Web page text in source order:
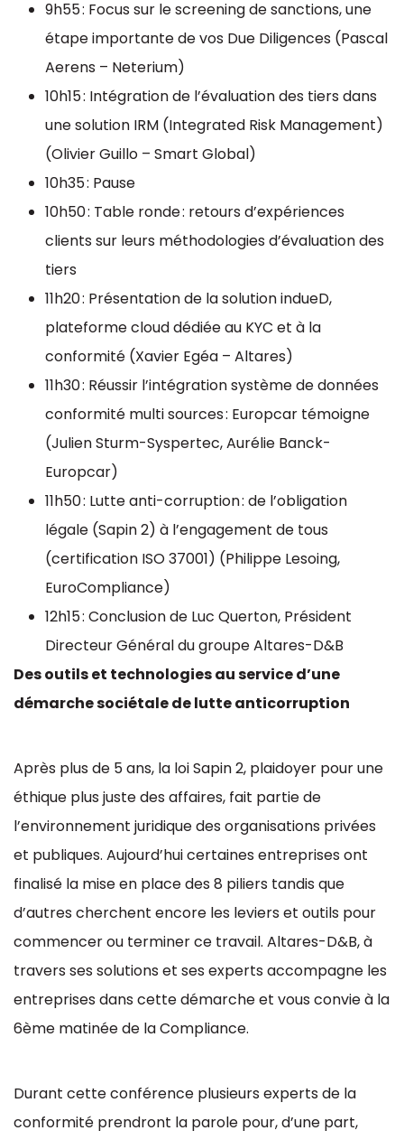
9h55 : Focus sur le screening de sanctions, une
étape importante de vos Due Diligences (Pascal
Aerens – Neterium)
10h15 : Intégration de l’évaluation des tiers dans
une solution IRM (Integrated Risk Management)
(Olivier Guillo – Smart Global)
10h35 : Pause
10h50 : Table ronde : retours d’expériences
clients sur leurs méthodologies d’évaluation des
tiers
11h20 : Présentation de la solution indueD,
plateforme cloud dédiée au KYC et à la
conformité (Xavier Egéa – Altares)
11h30 : Réussir l’intégration système de données
conformité multi sources : Europcar témoigne
(Julien Sturm-Syspertec, Aurélie Banck-
Europcar)
11h50 : Lutte anti-corruption : de l’obligation
légale (Sapin 2) à l’engagement de tous
(certification ISO 37001) (Philippe Lesoing,
EuroCompliance)
12h15 : Conclusion de Luc Querton, Président
Directeur Général du groupe Altares-D&B
Des outils et technologies au service d’une
démarche sociétale de lutte anticorruption
Après plus de 5 ans, la loi Sapin 2, plaidoyer pour une
éthique plus juste des affaires, fait partie de
l’environnement juridique des organisations privées
et publiques. Aujourd’hui certaines entreprises ont
finalisé la mise en place des 8 piliers tandis que
d’autres cherchent encore les leviers et outils pour
commencer ou terminer ce travail. Altares-D&B, à
travers ses solutions et ses experts accompagne les
entreprises dans cette démarche et vous convie à la
6ème matinée de la Compliance.
Durant cette conférence plusieurs experts de la
conformité prendront la parole pour, d’une part,